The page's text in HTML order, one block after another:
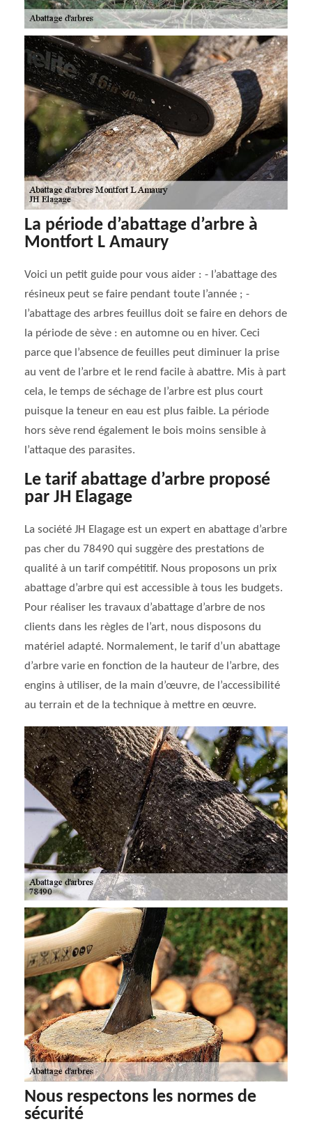
La période d’abattage d’arbre à
Montfort L Amaury
Voici un petit guide pour vous aider : - l’abattage des
résineux peut se faire pendant toute l’année ; -
l’abattage des arbres feuillus doit se faire en dehors de
la période de sève : en automne ou en hiver. Ceci
parce que l’absence de feuilles peut diminuer la prise
au vent de l’arbre et le rend facile à abattre. Mis à part
cela, le temps de séchage de l’arbre est plus court
puisque la teneur en eau est plus faible. La période
hors sève rend également le bois moins sensible à
l’attaque des parasites.
Le tarif abattage d’arbre proposé
par JH Elagage
La société JH Elagage est un expert en abattage d’arbre
pas cher du 78490 qui suggère des prestations de
qualité à un tarif compétitif. Nous proposons un prix
abattage d’arbre qui est accessible à tous les budgets.
Pour réaliser les travaux d’abattage d’arbre de nos
clients dans les règles de l’art, nous disposons du
matériel adapté. Normalement, le tarif d’un abattage
d’arbre varie en fonction de la hauteur de l’arbre, des
engins à utiliser, de la main d’œuvre, de l’accessibilité
au terrain et de la technique à mettre en œuvre.
Nous respectons les normes de
sécurité